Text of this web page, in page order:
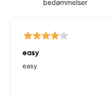
bedømmelser
easy
easy